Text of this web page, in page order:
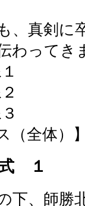
、真剣に
わってき
（全体）
１
下、師勝